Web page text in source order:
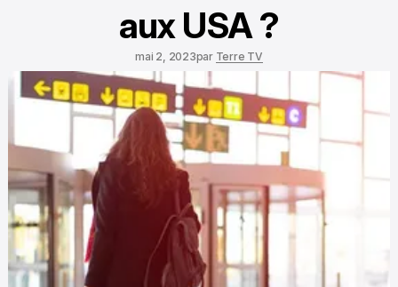
aux USA ?
mai 2, 2023par Terre TV